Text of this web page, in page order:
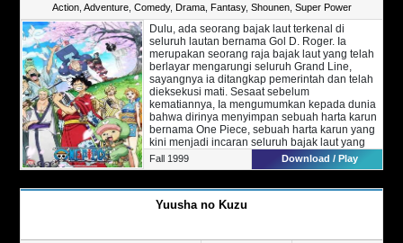
Action, Adventure, Comedy, Drama, Fantasy, Shounen, Super Power
Dulu, ada seorang bajak laut terkenal di
seluruh lautan bernama Gol D. Roger. Ia
merupakan seorang raja bajak laut yang telah
berlayar mengarungi seluruh Grand Line,
sayangnya ia ditangkap pemerintah dan telah
dieksekusi mati. Sesaat sebelum
kematiannya, Ia mengumumkan kepada dunia
bahwa dirinya menyimpan sebuah harta karun
bernama One Piece, sebuah harta karun yang
kini menjadi incaran seluruh bajak laut yang
ada di dunia.
Di Era Bajak Laut saat ini, ada seorang remaja
cita untuk menjadi seorang Raja Bajak Laut.
Namun Luffy sadar bahwa ia tidak bisa
Fall 1999 Download / Play
Yuusha no Kuzu